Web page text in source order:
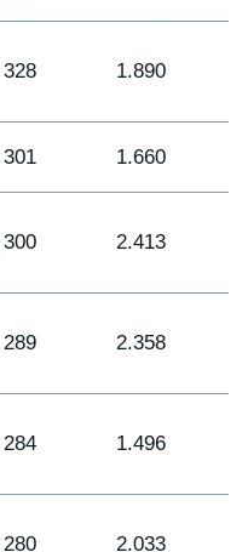
328 1.890
301 1.660
300 2.413
289 2.358
284 1.496
280 2.033